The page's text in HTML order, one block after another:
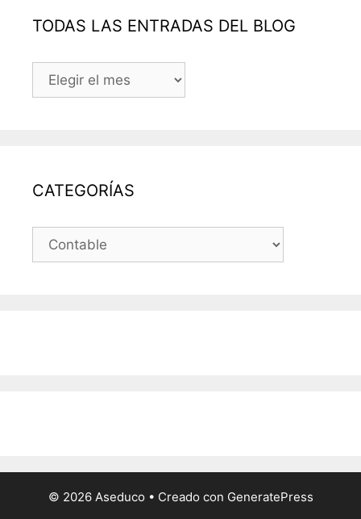
TODAS LAS ENTRADAS DEL BLOG
TODAS
CATEGORÍAS
CATEGORÍAS
© 2026 Aseduco • Creado con GeneratePress